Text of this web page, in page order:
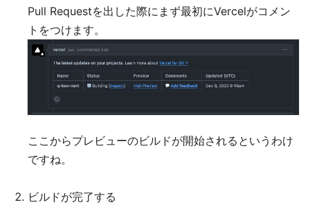
Pull Requestを出した際にまず最初にVercelがコメン
トをつけます。
ここからプレビューのビルドが開始されるというわけ
ですね。
ビルドが完了する